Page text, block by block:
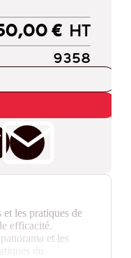
€ HT
9358
les pratiques de
efficacité.
et les
du